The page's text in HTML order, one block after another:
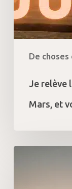
De
Je relève
Mars, et